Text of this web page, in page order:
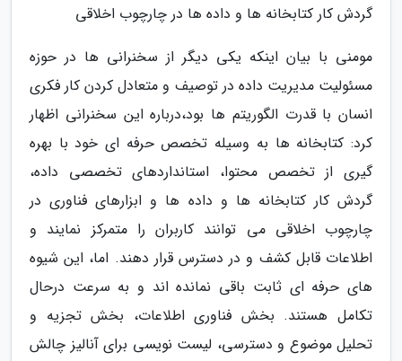
گردش کار کتابخانه ها و داده ها در چارچوب اخلاقی
مومنی با بیان اینکه یکی دیگر از سخنرانی ها در حوزه
مسئولیت مدیریت داده در توصیف و متعادل کردن کار فکری
انسان با قدرت الگوریتم ها بود،درباره این سخنرانی اظهار
کرد: کتابخانه ها به وسیله تخصص حرفه ای خود با بهره
گیری از تخصص محتوا، استانداردهای تخصصی داده،
گردش کار کتابخانه ها و داده ها و ابزارهای فناوری در
چارچوب اخلاقی می توانند کاربران را متمرکز نمایند و
اطلاعات قابل کشف و در دسترس قرار دهند. اما، این شیوه
های حرفه ای ثابت باقی نمانده اند و به سرعت درحال
تکامل هستند. بخش فناوری اطلاعات، بخش تجزیه و
تحلیل موضوع و دسترسی، لیست نویسی برای آنالیز چالش